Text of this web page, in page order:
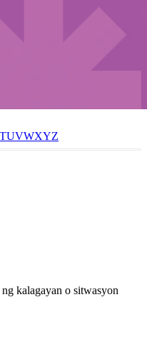
TUVWXYZ
kalagayan o sitwasyon